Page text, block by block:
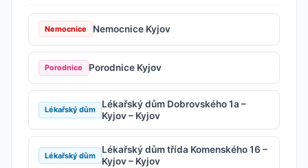
Nemocnice Nemocnice Kyjov
Porodnice Porodnice Kyjov
Lékařský dům
Lékařský dům Dobrovského 1a –
Kyjov – Kyjov
Lékařský dům
Lékařský dům třída Komenského 16 –
Kyjov – Kyjov